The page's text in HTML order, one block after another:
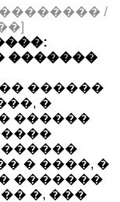
/
�������
������
�
������
� ����, �
�������
�, ���